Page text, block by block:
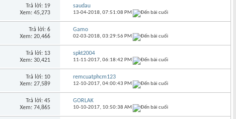
Trả lời: 19
Xem: 45,273
saudau
13-04-2018,07:51:08 PM
Trả lời: 6
Xem: 20,466
Gamo
02-03-2018,03:29:56 PM
Trả lời: 13
Xem: 30,421
spkt2004
11-11-2017,06:18:42 PM
Trả lời: 10
Xem: 27,589
remcuatphcm123
12-10-2017,04:00:43 PM
Trả lời: 45
Xem: 74,865
GORLAK
10-10-2017, 10:50:38 AM